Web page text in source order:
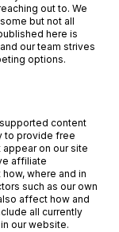
out to. We
but not all
here is
our team strives
options.
content
to provide free
on our site
affiliate
where and in
such as our own
affect how and
all currently
our website.